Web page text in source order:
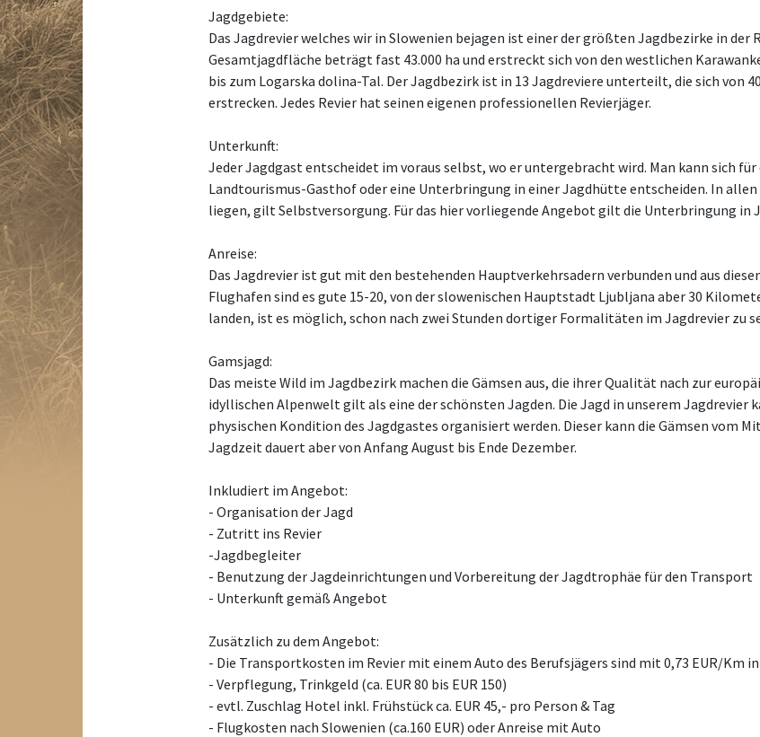
Jagdgebiete:
Das Jagdrevier welches wir in Slowenien bejagen ist einer der größten Jagdbezirke in der
Gesamtjagdfläche beträgt fast 43.000 ha und erstreckt sich von den westlichen
bis zum Logarska dolina-Tal. Der Jagdbezirk ist in 13 Jagdreviere unterteilt, die sich von
erstrecken. Jedes Revier hat seinen eigenen professionellen Revierjäger.
Unterkunft:
Jeder Jagdgast entscheidet im voraus selbst, wo er untergebracht wird. Man kann sich
Landtourismus-Gasthof oder eine Unterbringung in einer Jagdhütte entscheiden. In
liegen, gilt Selbstversorgung. Für das hier vorliegende Angebot gilt die Unterbringung
Anreise:
Das Jagdrevier ist gut mit den bestehenden Hauptverkehrsadern verbunden und aus
Flughafen sind es gute 15-20, von der slowenischen Hauptstadt Ljubljana aber 30
landen, ist es möglich, schon nach zwei Stunden dortiger Formalitäten im Jagdrevier zu
Gamsjagd:
Das meiste Wild im Jagdbezirk machen die Gämsen aus, die ihrer Qualität nach zur
idyllischen Alpenwelt gilt als eine der schönsten Jagden. Die Jagd in unserem Jagdrevier
physischen Kondition des Jagdgastes organisiert werden. Dieser kann die Gämsen vom
Jagdzeit dauert aber von Anfang August bis Ende Dezember.
Inkludiert im Angebot:
- Organisation der Jagd
- Zutritt ins Revier
-Jagdbegleiter
- Benutzung der Jagdeinrichtungen und Vorbereitung der Jagdtrophäe für den Transport
- Unterkunft gemäß Angebot
Zusätzlich zu dem Angebot:
- Die Transportkosten im Revier mit einem Auto des Berufsjägers sind mit 0,73 EUR/Km
- Verpflegung, Trinkgeld (ca. EUR 80 bis EUR 150)
- evtl. Zuschlag Hotel inkl. Frühstück ca. EUR 45,- pro Person & Tag
- Flugkosten nach Slowenien (ca.160 EUR) oder Anreise mit Auto